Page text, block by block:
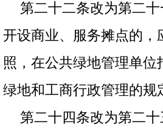
第二十二条改为第二
开设商业、服务摊点的
照，在公共绿地管理单
绿地和工商行政管理的规
第二十四条改为第二